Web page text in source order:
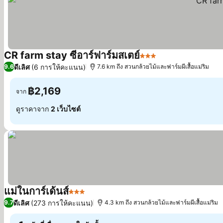
CR farm stay ซีอาร์ฟาร์มสเตย์3 ดาว ดูราคา
9.6ดีเลิศ (6 การให้คะแนน) 7.6 km ถึง สวนกล้วยไม้และฟาร์มผีเสื้อแม่ริม
จาก ฿2,169
ดูราคาจาก 2 เว็บไซต์
แม่ในการ์เด้นส์3 ดาว ดูราคา
9.7ดีเลิศ (273 การให้คะแนน) 4.3 km ถึง สวนกล้วยไม้และฟาร์มผีเสื้อแม่ริม